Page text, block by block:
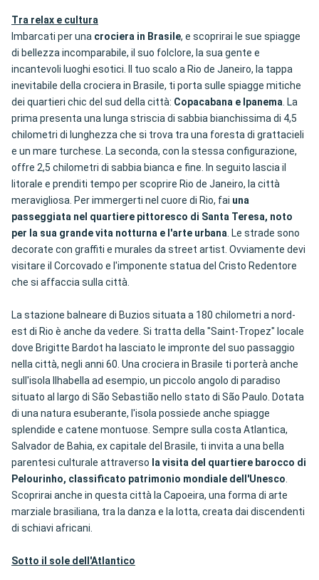
Tra relax e cultura
Imbarcati per una crociera in Brasile, e scoprirai le sue spiagge
di bellezza incomparabile, il suo folclore, la sua gente e
incantevoli luoghi esotici. Il tuo scalo a Rio de Janeiro, la tappa
inevitabile della crociera in Brasile, ti porta sulle spiagge mitiche
dei quartieri chic del sud della città: Copacabana e Ipanema. La
prima presenta una lunga striscia di sabbia bianchissima di 4,5
chilometri di lunghezza che si trova tra una foresta di grattacieli
e un mare turchese. La seconda, con la stessa configurazione,
offre 2,5 chilometri di sabbia bianca e fine. In seguito lascia il
litorale e prenditi tempo per scoprire Rio de Janeiro, la città
meravigliosa. Per immergerti nel cuore di Rio, fai una
passeggiata nel quartiere pittoresco di Santa Teresa, noto
per la sua grande vita notturna e l'arte urbana. Le strade sono
decorate con graffiti e murales da street artist. Ovviamente devi
visitare il Corcovado e l'imponente statua del Cristo Redentore
che si affaccia sulla città.
La stazione balneare di Buzios situata a 180 chilometri a nord-
est di Rio è anche da vedere. Si tratta della "Saint-Tropez" locale
dove Brigitte Bardot ha lasciato le impronte del suo passaggio
nella città, negli anni 60. Una crociera in Brasile ti porterà anche
sull'isola Ilhabella ad esempio, un piccolo angolo di paradiso
situato al largo di São Sebastião nello stato di São Paulo. Dotata
di una natura esuberante, l'isola possiede anche spiagge
splendide e catene montuose. Sempre sulla costa Atlantica,
Salvador de Bahia, ex capitale del Brasile, ti invita a una bella
parentesi culturale attraverso la visita del quartiere barocco di
Pelourinho, classificato patrimonio mondiale dell'Unesco.
Scoprirai anche in questa città la Capoeira, una forma di arte
marziale brasiliana, tra la danza e la lotta, creata dai discendenti
di schiavi africani.
Sotto il sole dell'Atlantico